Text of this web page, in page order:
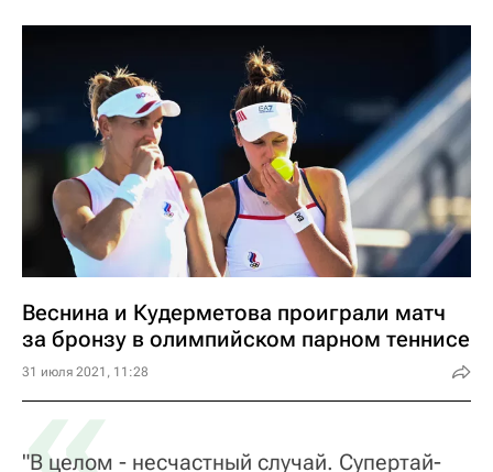
Веснина и Кудерметова проиграли матч
за бронзу в олимпийском парном теннисе
31 июля 2021, 11:28
"В целом - несчастный случай. Супертай-